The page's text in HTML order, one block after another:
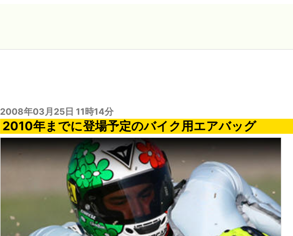
2008年03月25日 11時14分
2010年までに登場予定のバイク用エアバッグ